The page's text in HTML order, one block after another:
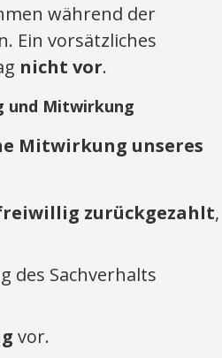
während der
Ein vorsätzliches
nicht vor.
und Mitwirkung
Mitwirkung unseres
zurückgezahlt,
des Sachverhalts
vor.